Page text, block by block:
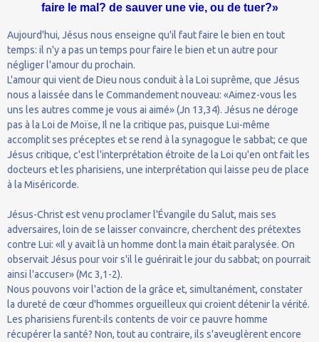
faire le mal? de sauver une vie, ou de tuer?»
Aujourd'hui, Jésus nous enseigne qu'il faut faire le bien en tout
temps: il n'y a pas un temps pour faire le bien et un autre pour
négliger l'amour du prochain.
L'amour qui vient de Dieu nous conduit à la Loi suprême, que Jésus
nous a laissée dans le Commandement nouveau: «Aimez-vous les
uns les autres comme je vous ai aimé» (Jn 13,34). Jésus ne déroge
pas à la Loi de Moïse, Il ne la critique pas, puisque Lui-même
accomplit ses préceptes et se rend à la synagogue le sabbat; ce que
Jésus critique, c'est l'interprétation étroite de la Loi qu'en ont fait les
docteurs et les pharisiens, une interprétation qui laisse peu de place
à la Miséricorde.
Jésus-Christ est venu proclamer l'Évangile du Salut, mais ses
adversaires, loin de se laisser convaincre, cherchent des prétextes
contre Lui: «Il y avait là un homme dont la main était paralysée. On
observait Jésus pour voir s'il le guérirait le jour du sabbat; on pourrait
ainsi l'accuser» (Mc 3,1-2).
Nous pouvons voir l'action de la grâce et, simultanément, constater
la dureté de cœur d'hommes orgueilleux qui croient détenir la vérité.
Les pharisiens furent-ils contents de voir ce pauvre homme
récupérer la santé? Non, tout au contraire, ils s'aveuglèrent encore